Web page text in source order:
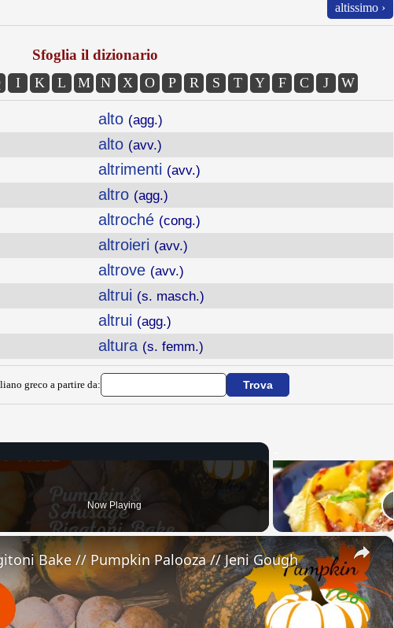
altissimo ›
Sfoglia il dizionario
I K L M N X O P R S T Y F C J W
alto (agg.)
alto (avv.)
altrimenti (avv.)
altro (agg.)
altroché (cong.)
altroieri (avv.)
altrove (avv.)
altrui (s. masch.)
altrui (agg.)
altura (s. femm.)
greco a partire da:
Now Playing
×
Bake // Pumpkin Palooza // Jeni Gough